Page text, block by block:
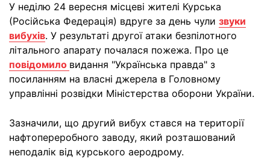
У неділю 24 вересня місцеві жителі Курська
(Російська Федерація) вдруге за день чули звуки
вибухів. У результаті другої атаки безпілотного
літального апарату почалася пожежа. Про це
повідомило видання "Українська правда" з
посиланням на власні джерела в Головному
управлінні розвідки Міністерства оборони України.
Зазначили, що другий вибух стався на території
нафтопереробного заводу, який розташований
неподалік від курського аеродрому.